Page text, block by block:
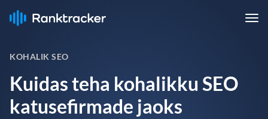
KOHALIK SEO
Kuidas teha kohalikku SEO
katusefirmade jaoks